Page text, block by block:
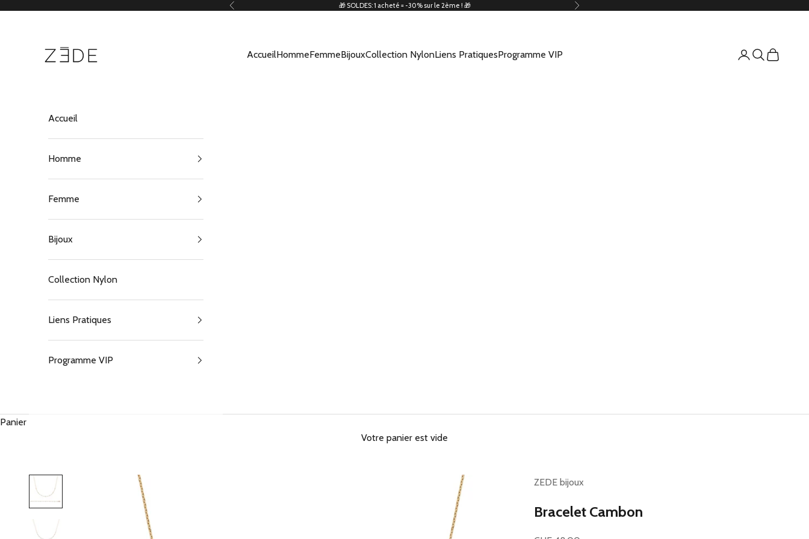
Précédent 🎁 SOLDES: 1 acheté = -30% sur le 2ème ! 🎁 Suivant
AccueilHommeFemmeBijouxCollection NylonLiens PratiquesProgramme VIP Connexion
Recherche
Panier
Accueil
Homme
Femme
Bijoux
Collection Nylon
Liens Pratiques
Programme VIP
Panier
Votre panier est vide
ZEDE bijoux
Bracelet Cambon